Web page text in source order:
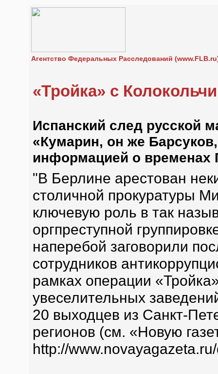
Агентство Федеральных Расследований
«Тройка» с
Испанский след русской
«Кумарин, он же
информацией о временах
"В Берлине арестован
столичной прокуратуры
ключевую роль в так
оргпреступной
наперебой заговорили
сотрудников
рамках операции
увеселительных
20 выходцев из Санкт-
регионов (см. «Новую
http://